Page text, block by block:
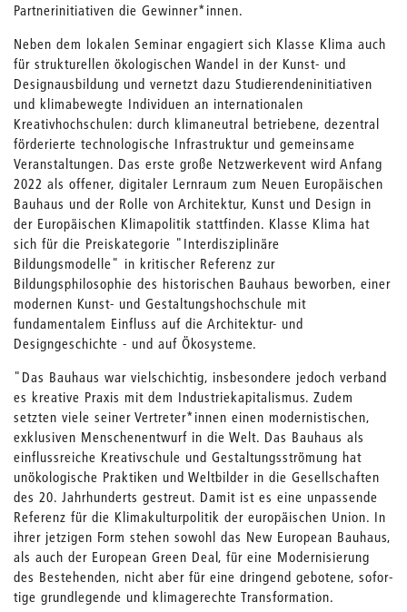
Partnerinitiativen die Gewinner*innen.
Neben dem lokalen Seminar engagiert sich Klasse Klima auch
für strukturel­len ökologischen Wandel in der Kunst- und
Designausbildung und vernetzt dazu Studierendeninitiativen
und klimabewegte Individuen an internatio­nalen
Kreativhochschulen: durch klimaneutral betriebene, dezentral
förde­rierte technologische Infrastruktur und gemeinsame
Veranstaltungen. Das erste große Netzwerkevent wird Anfang
2022 als offener, digitaler Lernraum zum Neuen Europäischen
Bauhaus und der Rolle von Architektur, Kunst und Design in
der Europäischen Klimapolitik stattfinden. Klasse Klima hat
sich für die Preiskategorie "Interdisziplinäre
Bildungsmodelle" in kritischer Referenz zur
Bildungsphilosophie des historischen Bauhaus beworben, einer
moder­nen Kunst- und Gestaltungshochschule mit
fundamentalem Einfluss auf die Architektur- und
Designgeschichte - und auf Ökosysteme.
"Das Bauhaus war vielschichtig, insbesondere jedoch verband
es kreative Praxis mit dem Industriekapitalismus. Zudem
setzten viele seiner Vertreter*innen einen modernistischen,
exklusiven Menschenentwurf in die Welt. Das Bauhaus als
einflussreiche Kreativschule und Gestaltungsströmung hat
unökologische Praktiken und Weltbilder in die Gesellschaften
des 20. Jahrhunderts gestreut. Damit ist es eine unpassende
Referenz für die Klimakulturpolitik der europäischen Union. In
ihrer jetzigen Form stehen sowohl das New European Bauhaus,
als auch der European Green Deal, für eine Modernisierung
des Bestehenden, nicht aber für eine dringend gebotene, sofor­
tige grundlegende und klimagerechte Transformation.